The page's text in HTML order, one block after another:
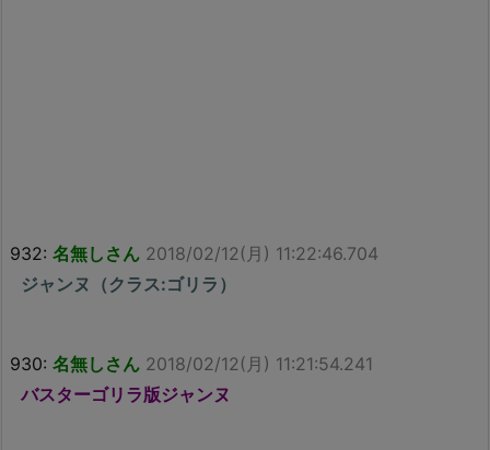
932: 名無しさん 2018/02/12(月) 11:22:46.704
ジャンヌ（クラス:ゴリラ）
930: 名無しさん 2018/02/12(月) 11:21:54.241
バスターゴリラ版ジャンヌ